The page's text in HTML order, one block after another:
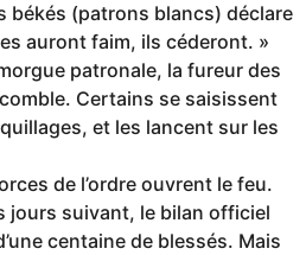
békés (patrons blancs) déclare
auront faim, ils céderont. »
patronale, la fureur des
Certains se saisissent
et les lancent sur les
de l’ordre ouvrent le feu.
jours suivant, le bilan officiel
centaine de blessés. Mais